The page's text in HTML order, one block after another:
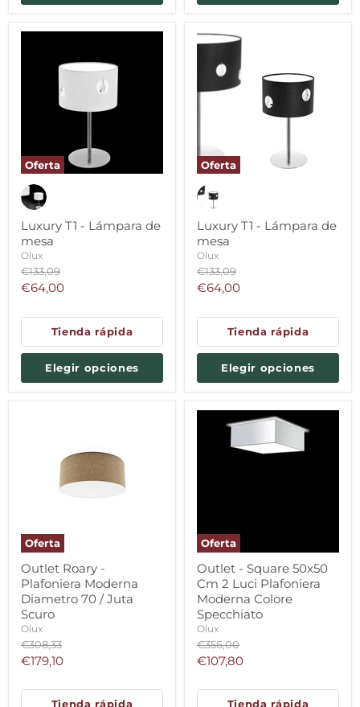
Oferta
Luxury T1 - Lámpara de
mesa
Olux
Precio
original
€133,09
Precio
€64,00
Tienda rápida
Elegir opciones
Oferta
Luxury T1 - Lámpara de
mesa
Olux
Precio
original
€133,09
Precio
€64,00
Tienda rápida
Elegir opciones
Oferta
Outlet Roary -
Plafoniera Moderna
Diametro 70 / Juta
Scuro
Olux
Precio
original
€308,33
Precio
€179,10
Tienda rápida
Oferta
Outlet - Square 50x50
Cm 2 Luci Plafoniera
Moderna Colore
Specchiato
Olux
Precio
original
€356,00
Precio
€107,80
Tienda rápida